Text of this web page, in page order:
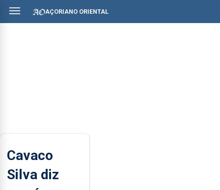
AÇORIANO ORIENTAL
Cavaco
Silva diz